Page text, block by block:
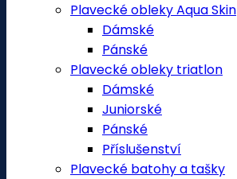
Plavecké obleky Aqua Skin
Dámské
Pánské
Plavecké obleky triatlon
Dámské
Juniorské
Pánské
Příslušenství
Plavecké batohy a tašky